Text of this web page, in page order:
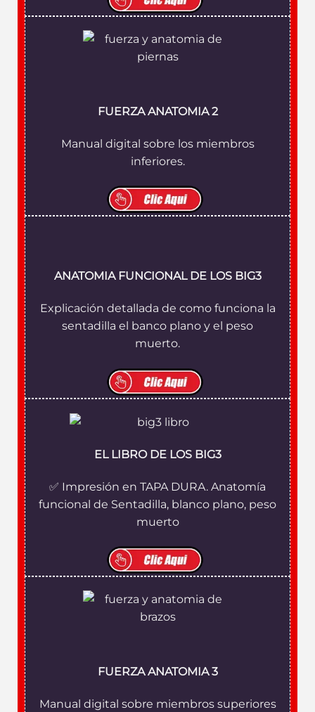
FUERZA ANATOMIA 2
Manual digital sobre los miembros
inferiores.
ANATOMIA FUNCIONAL DE LOS BIG3
Explicación detallada de como funciona la
sentadilla el banco plano y el peso
muerto.
EL LIBRO DE LOS BIG3
✅ Impresión en TAPA DURA. Anatomía
funcional de Sentadilla, blanco plano, peso
muerto
FUERZA ANATOMIA 3
Manual digital sobre miembros superiores